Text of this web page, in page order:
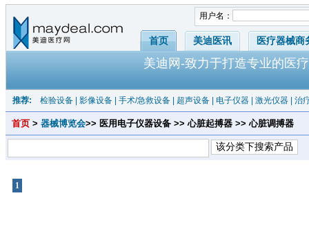
用户名：
首页 美迪医讯 医疗器械商
美迪网-致力于打造专业的医
推荐: 检验设备 影像设备 手术/急救设备 超声设备 电子仪器 激光仪器 治
首页 > 器械博览会>> 医用电子仪器设备 >> 心脏起搏器 >> 心脏调搏器
1